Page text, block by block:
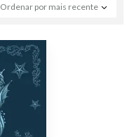
Ordenar por mais recente